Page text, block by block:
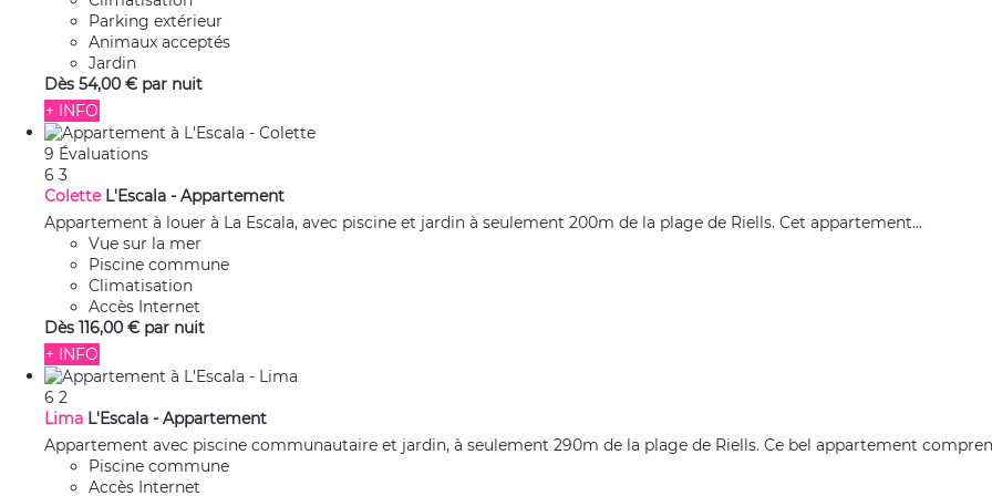
Parking extérieur
Animaux acceptés
Jardin
Dès 54,00 € par nuit
+ INFO
9 Évaluations
6 3
Colette L'Escala - Appartement
Appartement à louer à La Escala, avec piscine et jardin à seulement 200m de la plage de Riells. Cet appartement...
Vue sur la mer
Piscine commune
Climatisation
Accès Internet
Dès 116,00 € par nuit
+ INFO
6 2
Lima L'Escala - Appartement
Appartement avec piscine communautaire et jardin, à seulement 290m de la plage de Riells. Ce bel appartement
Piscine commune
Accès Internet